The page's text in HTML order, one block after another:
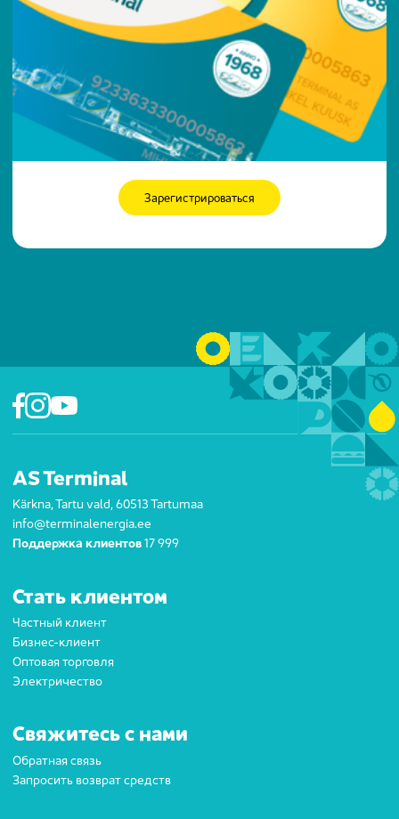
Зарегистрироваться
AS Terminal
Kärkna, Tartu vald, 60513 Tartumaa
info@terminalenergia.ee
Поддержка клиентов17 999
Стать клиентом
Частный клиент
Бизнес-клиент
Оптовая торговля
Электричество
Свяжитесь с нами
Обратная связь
Запросить возврат средств